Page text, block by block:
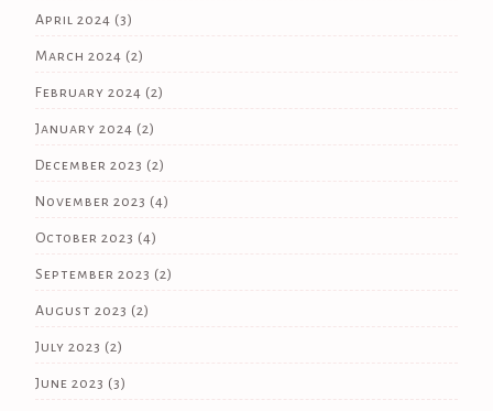
April 2024 (3)
March 2024 (2)
February 2024 (2)
January 2024 (2)
December 2023 (2)
November 2023 (4)
October 2023 (4)
September 2023 (2)
August 2023 (2)
July 2023 (2)
June 2023 (3)